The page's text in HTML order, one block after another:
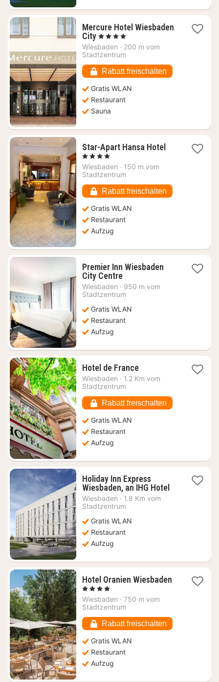
Mercure Hotel Wiesbaden
City1
Nacht
ab
, 4 Sterne
Wiesbaden · 200 m vom
Stadtzentrum
Rabatt freischalten
Gratis WLAN
Restaurant
Sauna
Star-Apart Hansa Hotel1
, 4 Sterne
Wiesbaden · 150 m vom
Stadtzentrum
Rabatt freischalten
Gratis WLAN
Restaurant
Aufzug
Premier Inn Wiesbaden
City Centre1
Nacht
ab
€
Wiesbaden · 950 m vom
Stadtzentrum
Gratis WLAN
Restaurant
Aufzug
Hotel de France1
Nacht
€
Wiesbaden · 1.2 Km vom
Stadtzentrum
Rabatt freischalten
Gratis WLAN
Restaurant
Aufzug
Holiday Inn Express
Wiesbaden, an IHG Hotel1
Wiesbaden · 1.8 Km vom
Stadtzentrum
Gratis WLAN
Restaurant
Aufzug
Hotel Oranien Wiesbaden1
, 4 Sterne
Wiesbaden · 750 m vom
Stadtzentrum
Rabatt freischalten
Gratis WLAN
Restaurant
Aufzug